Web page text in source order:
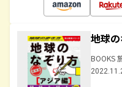
地球
BOOKS